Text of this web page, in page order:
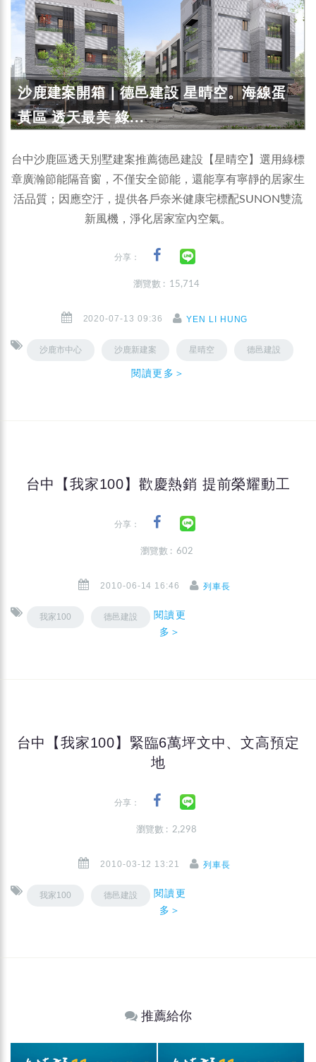
沙鹿建案開箱 | 德邑建設 星晴空。海線蛋
黃區 透天最美 綠...
台中沙鹿區透天別墅建案推薦德邑建設【星晴空】選用綠標
章廣瀚節能隔音窗，不僅安全節能，還能享有寧靜的居家生
活品質；因應空汙，提供各戶奈米健康宅標配SUNON雙流
新風機，淨化居家室內空氣。
分享：
瀏覽數 : 15,714
2020-07-13 09:36 YEN LI HUNG
沙鹿市中心 沙鹿新建案 星晴空 德邑建設
閱讀更多＞
台中【我家100】歡慶熱銷 提前榮耀動工
分享：
瀏覽數 : 602
2010-06-14 16:46 列車長
我家100 德邑建設
閱讀更
多＞
台中【我家100】緊臨6萬坪文中、文高預定
地
分享：
瀏覽數 : 2,298
2010-03-12 13:21 列車長
我家100 德邑建設
閱讀更
多＞
推薦給你